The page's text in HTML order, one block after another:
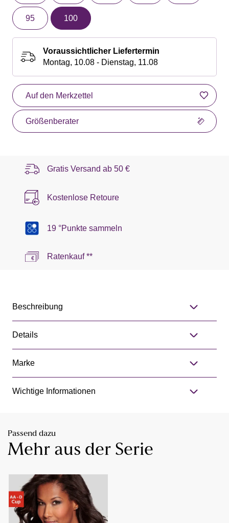
95 100
Voraussichtlicher Liefertermin
Montag, 10.08 - Dienstag, 11.08
Auf den Merkzettel
Größenberater
Gratis Versand ab 50 €
Kostenlose Retoure
19 °Punkte sammeln
Ratenkauf **
Beschreibung
Details
Marke
Wichtige Informationen
Passend dazu
Mehr aus der Serie